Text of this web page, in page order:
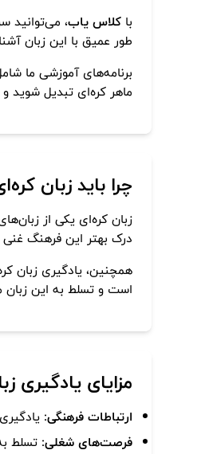
باکلاس یاب، می‌توانید
طور عمیق با این زبان
برنامه‌های آموزشی ما
ماهر کره‌ای تبدیل شوید
چرا باید زبان
درک بهتر این فرهنگ غنی
همچنین، یادگیری زبان
است و تسلط به این زبان
مزایای یادگیری
ارتباطات فرهنگی:
فرصت‌های شغلی: تسلط